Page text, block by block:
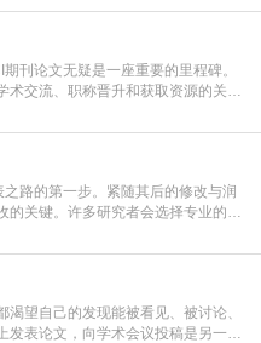
家电补贴1637】、【国补立省
为准)进入补贴专场。淘宝/天猫也可
刊论文无疑是一座重要的里程碑。
交流、职称晋升和获取资源的关键
都需要精心的策略与扎实的工作。本
文章”。一、精准定位是成功的第
路的第一步。紧随其后的修改与润
关键。许多研究者会选择专业的语
解。如何系统、高效地打磨自己的论
的要求，是每位研究者值得投入学
大家介
望自己的发现能被看见、被讨论、
表论文，向学术会议投稿是另一个